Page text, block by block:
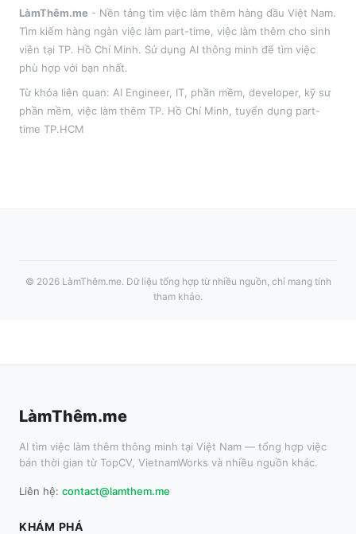
LàmThêm.me - Nền tảng tìm việc làm thêm hàng đầu Việt Nam.
Tìm kiếm hàng ngàn việc làm part-time, việc làm thêm cho sinh
viên tại TP. Hồ Chí Minh. Sử dụng AI thông minh để tìm việc
phù hợp với bạn nhất.
Từ khóa liên quan: AI Engineer, IT, phần mềm, developer, kỹ sư
phần mềm , việc làm thêm TP. Hồ Chí Minh , tuyển dụng part-
time TP.HCM
© 2026 LàmThêm.me. Dữ liệu tổng hợp từ nhiều nguồn, chỉ mang tính
tham khảo.
LàmThêm.me
AI tìm việc làm thêm thông minh tại Việt Nam — tổng hợp việc
bán thời gian từ TopCV, VietnamWorks và nhiều nguồn khác.
Liên hệ: contact@lamthem.me
KHÁM PHÁ